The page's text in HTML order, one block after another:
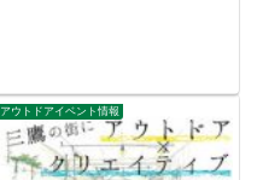
アウトドアイベント情報